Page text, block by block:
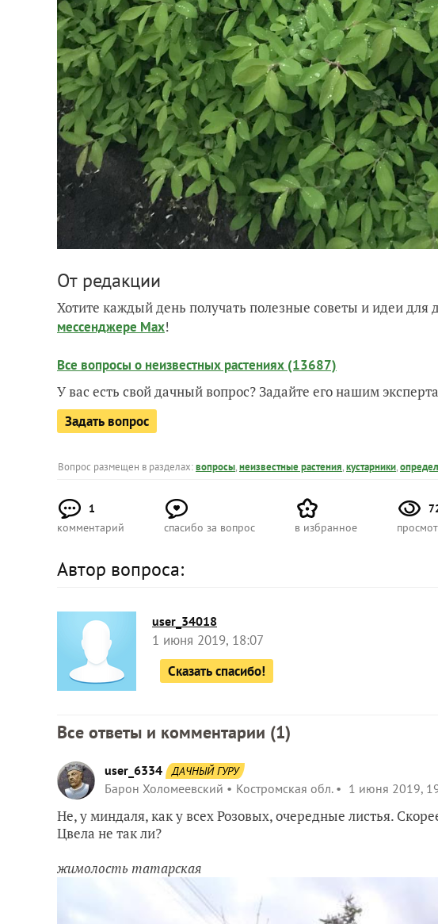
От редакции
Хотите каждый день получать полезные советы и идеи для
мессенджере Max!
Все вопросы о неизвестных растениях (13687)
У вас есть свой дачный вопрос? Задайте его нашим
Задать вопрос
Вопрос размещен в разделах:вопросы,неизвестные растения,кустарники,
1
комментарий
спасибо за вопрос в избранное
Автор вопроса:
user_34018
1 июня 2019, 18:07
Сказать спасибо!
Все ответы и комментарии (1)
user_6334 ДАЧНЫЙ ГУРУ
Барон Холомеевский Костромская обл. 1 июня 2019,
Не, у миндаля, как у всех Розовых, очередные листья.
Цвела не так ли?
жимолость татарская